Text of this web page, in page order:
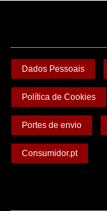
Dados Pessoais
Política de Cookies
Portes de envio
Consumidor.pt